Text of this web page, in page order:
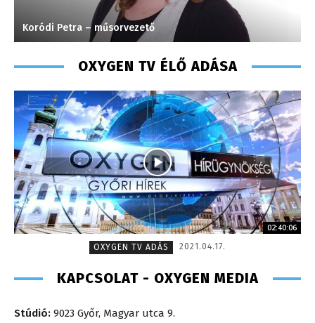
Süli Gabriella – sales manager – 2013
OXYGEN TV ÉLŐ ADÁSA
02:40:06
OXYGEN TV ADÁS
2021.04.17.
KAPCSOLAT - OXYGEN MEDIA
Stúdió: 9023 Győr, Magyar utca 9.